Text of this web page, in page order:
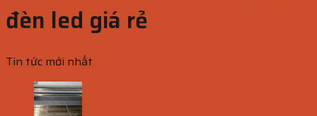
đèn led giá rẻ
Tin tức mới nhất